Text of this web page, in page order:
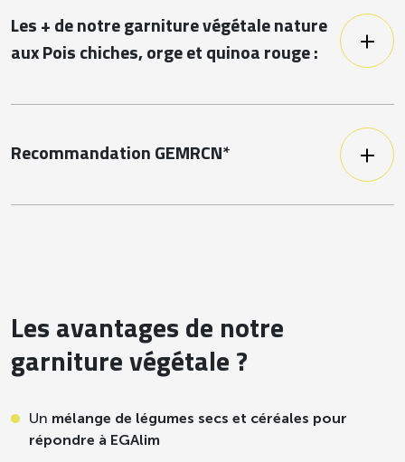
l'opercule de la barquette.)
Les + de notre garniture végétale nature
aux Pois chiches, orge et quinoa rouge :
huile de tournesol, sel
Recommandation GEMRCN*
0g
Enfants en classe
170g
Adolescents, adultes et
personnes âgées si portage
Les avantages de notre
garniture végétale ?
Un mélange de légumes secs et céréales pour
répondre à EGAlim